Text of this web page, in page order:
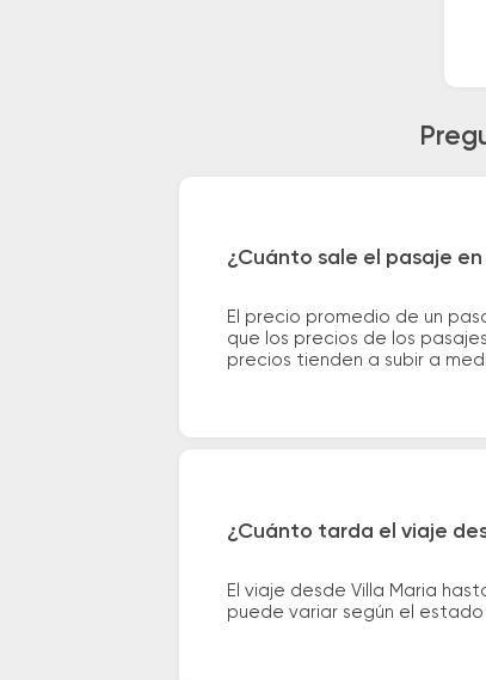
¿Cuánto sale el pasaje
El precio promedio de un
que los precios de los
precios tienden a subir a
¿Cuánto tarda el viaje
El viaje desde Villa Maria
puede variar según el